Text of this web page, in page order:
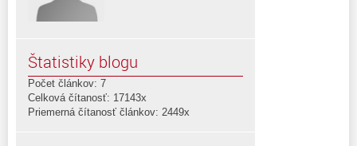
Štatistiky blogu
Počet článkov: 7
Celková čítanosť: 17143x
Priemerná čítanosť článkov: 2449x